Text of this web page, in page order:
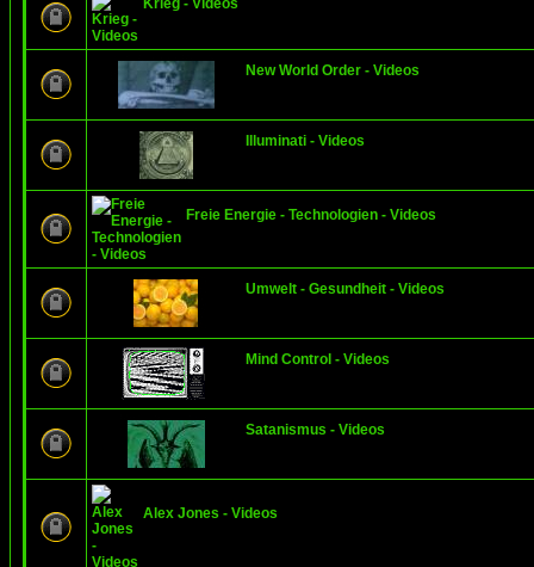
Krieg - Videos
New World Order - Videos
Illuminati - Videos
Freie Energie - Technologien - Videos
Umwelt - Gesundheit - Videos
Mind Control - Videos
Satanismus - Videos
Alex Jones - Videos